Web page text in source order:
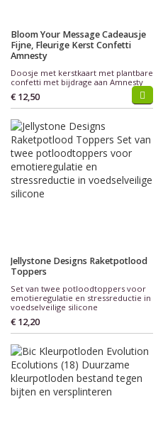
Bloom Your Message Cadeausje
Fijne, Fleurige Kerst Confetti
Amnesty
Doosje met kerstkaart met plantbare
confetti met bijdrage aan Amnesty
€ 12,50
Jellystone Designs Raketpotlood
Toppers
Set van twee potloodtoppers voor
emotieregulatie en stressreductie in
voedselveilige silicone
€ 12,20